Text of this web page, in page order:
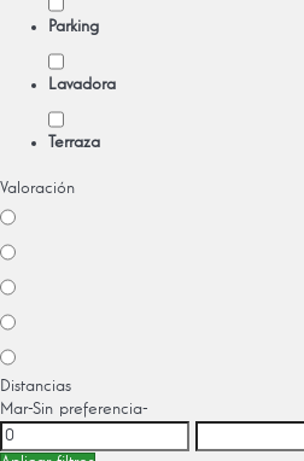
Parking
Lavadora
Terraza
Valoración
Distancias
Mar-Sin preferencia-